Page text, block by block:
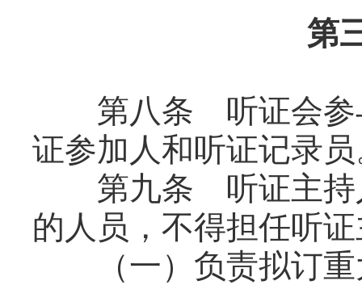
第
第八条 听证会参与
证参加人和听证记录
第九条 听证主持人
的人员，不得担任听
（一）负责拟订重